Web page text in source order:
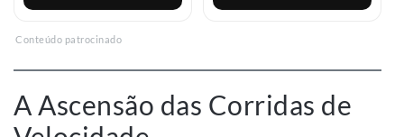
Conteúdo patrocinado
A Ascensão das Corridas de